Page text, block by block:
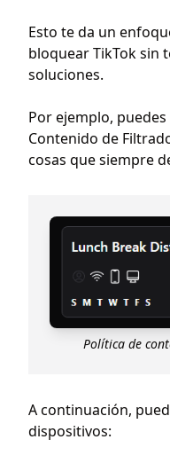
Esto te da un
bloquear TikTok sin
soluciones.
Por ejemplo,
Contenido de
cosas que siempre
Política de
A continuación,
dispositivos: